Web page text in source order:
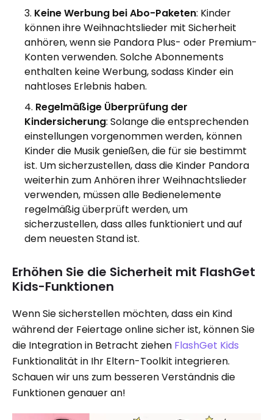
Keine Werbung bei Abo-Paketen: Kinder
können ihre Weihnachtslieder mit Sicherheit
anhören, wenn sie Pandora Plus- oder Premium-
Konten verwenden. Solche Abonnements
enthalten keine Werbung, sodass Kinder ein
nahtloses Erlebnis haben.
Regelmäßige Überprüfung der
Kindersicherung: Solange die entsprechenden
einstellungen vorgenommen werden, können
Kinder die Musik genießen, die für sie bestimmt
ist. Um sicherzustellen, dass die Kinder Pandora
weiterhin zum Anhören ihrer Weihnachtslieder
verwenden, müssen alle Bedienelemente
regelmäßig überprüft werden, um
sicherzustellen, dass alles funktioniert und auf
dem neuesten Stand ist.
Erhöhen Sie die Sicherheit mit FlashGet
Kids-Funktionen
Wenn Sie sicherstellen möchten, dass ein Kind
während der Feiertage online sicher ist, können Sie
die Integration in Betracht ziehen FlashGet Kids
Funktionalität in Ihr Eltern-Toolkit integrieren.
Schauen wir uns zum besseren Verständnis die
Funktionen genauer an!